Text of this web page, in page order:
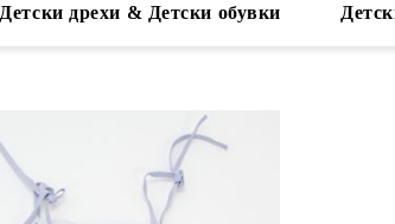
Детски дрехи & Детски обувки